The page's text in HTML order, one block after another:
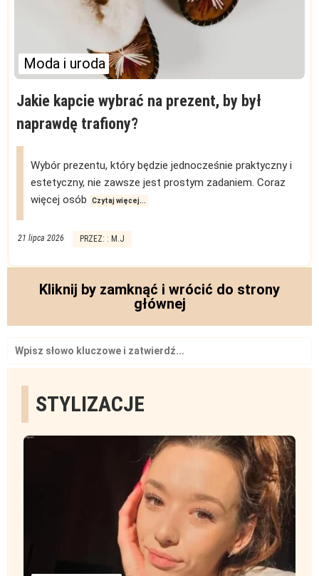
Moda i uroda
Jakie kapcie wybrać na prezent, by był
naprawdę trafiony?
Wybór prezentu, który będzie jednocześnie praktyczny i
estetyczny, nie zawsze jest prostym zadaniem. Coraz
więcej osób
Czytaj więcej...
21 lipca 2026 PRZEZ: : M.J
Kliknij by zamknąć i wrócić do strony
głównej
for:
STYLIZACJE